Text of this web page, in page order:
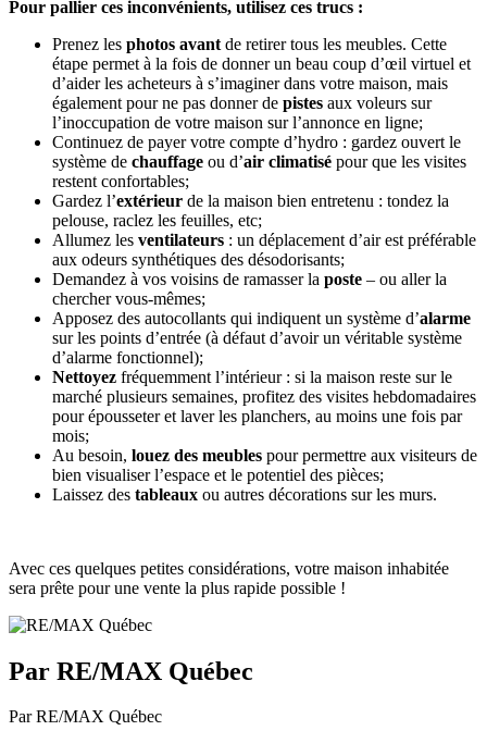
Pour pallier ces inconvénients, utilisez ces trucs :
Prenez les photos avant de retirer tous les meubles. Cette
étape permet à la fois de donner un beau coup d’œil virtuel et
d’aider les acheteurs à s’imaginer dans votre maison, mais
également pour ne pas donner de pistes aux voleurs sur
l’inoccupation de votre maison sur l’annonce en ligne;
Continuez de payer votre compte d’hydro : gardez ouvert le
système de chauffage ou d’air climatisé pour que les visites
restent confortables;
Gardez l’extérieur de la maison bien entretenu : tondez la
pelouse, raclez les feuilles, etc;
Allumez les ventilateurs : un déplacement d’air est préférable
aux odeurs synthétiques des désodorisants;
Demandez à vos voisins de ramasser la poste – ou aller la
chercher vous-mêmes;
Apposez des autocollants qui indiquent un système d’alarme
sur les points d’entrée (à défaut d’avoir un véritable système
d’alarme fonctionnel);
Nettoyez fréquemment l’intérieur : si la maison reste sur le
marché plusieurs semaines, profitez des visites hebdomadaires
pour épousseter et laver les planchers, au moins une fois par
mois;
Au besoin, louez des meubles pour permettre aux visiteurs de
bien visualiser l’espace et le potentiel des pièces;
Laissez des tableaux ou autres décorations sur les murs.
Avec ces quelques petites considérations, votre maison inhabitée
sera prête pour une vente la plus rapide possible !
Par RE/MAX Québec
Par RE/MAX Québec